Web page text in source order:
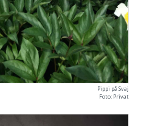
Pippi på Svaj
Foto: Privat